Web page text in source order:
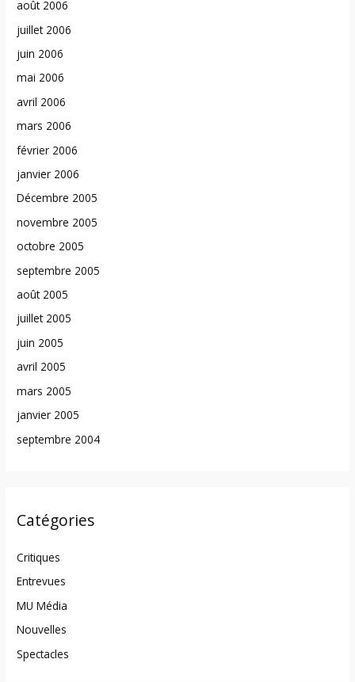
août 2006
juillet 2006
juin 2006
mai 2006
avril 2006
mars 2006
février 2006
janvier 2006
Décembre 2005
novembre 2005
octobre 2005
septembre 2005
août 2005
juillet 2005
juin 2005
avril 2005
mars 2005
janvier 2005
septembre 2004
Catégories
Critiques
Entrevues
MU Média
Nouvelles
Spectacles